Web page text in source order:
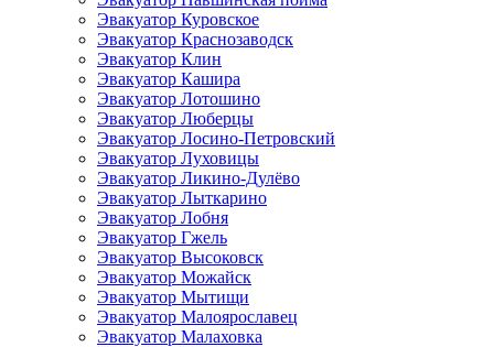
Эвакуатор Куровское
Эвакуатор Краснозаводск
Эвакуатор Клин
Эвакуатор Кашира
Эвакуатор Лотошино
Эвакуатор Люберцы
Эвакуатор Лосино-Петровский
Эвакуатор Луховицы
Эвакуатор Ликино-Дулёво
Эвакуатор Лыткарино
Эвакуатор Лобня
Эвакуатор Гжель
Эвакуатор Высоковск
Эвакуатор Можайск
Эвакуатор Мытищи
Эвакуатор Малоярославец
Эвакуатор Малаховка